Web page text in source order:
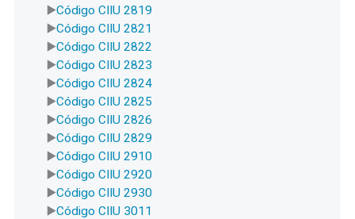
Código CIIU 2819
Código CIIU 2821
Código CIIU 2822
Código CIIU 2823
Código CIIU 2824
Código CIIU 2825
Código CIIU 2826
Código CIIU 2829
Código CIIU 2910
Código CIIU 2920
Código CIIU 2930
Código CIIU 3011